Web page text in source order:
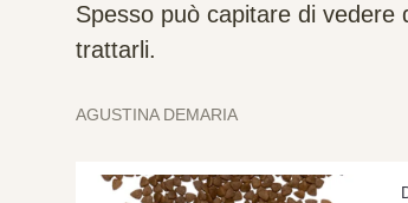
Spesso può capitare di
trattarli.
AGUSTINA DEMARIA